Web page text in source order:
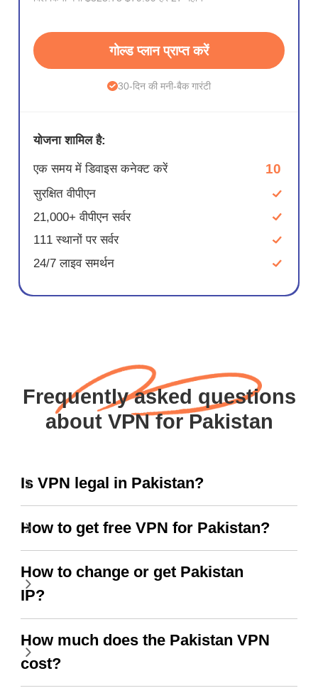
गोल्ड प्लान प्राप्त करें
30-दिन की मनी-बैक गारंटी
योजना शामिल है:
एक समय में डिवाइस कनेक्ट करें 10
सुरक्षित वीपीएन
21,000+ वीपीएन सर्वर
111 स्थानों पर सर्वर
24/7 लाइव समर्थन
Frequently asked questions
about VPN for Pakistan
Is VPN legal in Pakistan?
How to get free VPN for Pakistan?
How to change or get Pakistan
IP?
How much does the Pakistan VPN
cost?